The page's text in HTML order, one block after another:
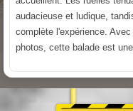
audacieuse et ludique,
complète l'expérience.
photos, cette balade est